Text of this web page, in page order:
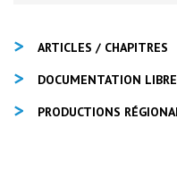
ARTICLES / CHAPITRES
DOCUMENTATION LIBRE
PRODUCTIONS